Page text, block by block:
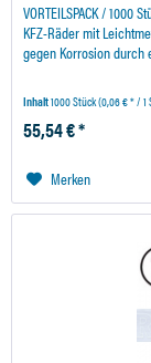
VORTEILSPACK /
KFZ-Räder mit
gegen Korrosion durch
Inhalt1000 Stück(0,06 € * / 1
55,54 € *
Merken